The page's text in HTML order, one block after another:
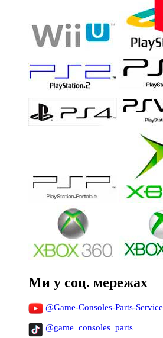
Ми у соц. мережах
@Game-Consoles-Parts-Service
@game_consoles_parts